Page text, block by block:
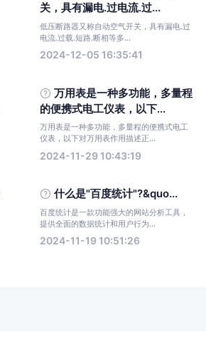
关，具有漏电.过电流.过...
低压断路器又称自动空气开关，具有漏电.过
电流.过载.短路.断相等多...
2024-12-05 16:35:41
万用表是一种多功能，多量程
的便携式电工仪表，以下...
万用表是一种多功能，多量程的便携式电工
仪表，以下对万用表作用描述正...
2024-11-29 10:43:19
什么是"百度统计"?&quo...
百度统计是一款功能强大的网站分析工具，
提供全面的数据统计和用户行为...
2024-11-19 10:51:26